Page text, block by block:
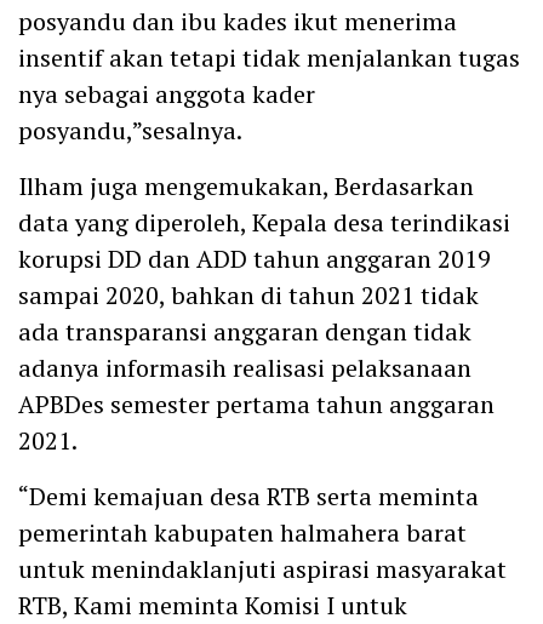
posyandu dan ibu kades ikut menerima
insentif akan tetapi tidak menjalankan tugas
nya sebagai anggota kader
posyandu,”sesalnya.
Ilham juga mengemukakan, Berdasarkan
data yang diperoleh, Kepala desa terindikasi
korupsi DD dan ADD tahun anggaran 2019
sampai 2020, bahkan di tahun 2021 tidak
ada transparansi anggaran dengan tidak
adanya informasih realisasi pelaksanaan
APBDes semester pertama tahun anggaran
2021.
“Demi kemajuan desa RTB serta meminta
pemerintah kabupaten halmahera barat
untuk menindaklanjuti aspirasi masyarakat
RTB, Kami meminta Komisi I untuk